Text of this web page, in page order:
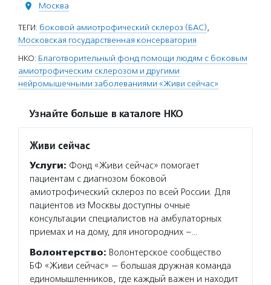
Москва
ТЕГИ: боковой амиотрофический склероз (БАС),
Московская государственная консерватория
НКО: Благотворительный фонд помощи людям с боковым
амиотрофическим склерозом и другими
нейромышечными заболеваниями «Живи сейчас»
Узнайте больше в каталоге НКО
Живи сейчас
Услуги: Фонд «Живи сейчас» помогает
пациентам с диагнозом боковой
амиотрофический склероз по всей России. Для
пациентов из Москвы доступны очные
консультации специалистов на амбулаторных
приемах и на дому, для иногородних –…
Волонтерство: Волонтерское сообщество
БФ «Живи сейчас» — большая дружная команда
единомышленников, где каждый важен и находит